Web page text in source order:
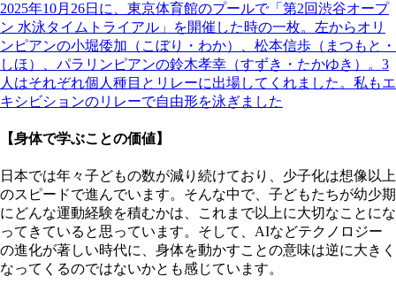
2025年10月26日に、東京体育館のプールで「第2回渋谷オープ
ン 水泳タイムトライアル」を開催した時の一枚。左からオリ
ンピアンの小堀倭加（こぼり・わか）、松本信歩（まつもと・
しほ）、パラリンピアンの鈴木孝幸（すずき・たかゆき）。3
人はそれぞれ個人種目とリレーに出場してくれました。私もエ
キシビションのリレーで自由形を泳ぎました
【身体で学ぶことの価値】
日本では年々子どもの数が減り続けており、少子化は想像以上
のスピードで進んでいます。そんな中で、子どもたちが幼少期
にどんな運動経験を積むかは、これまで以上に大切なことにな
ってきていると思っています。そして、AIなどテクノロジー
の進化が著しい時代に、身体を動かすことの意味は逆に大きく
なってくるのではないかとも感じています。